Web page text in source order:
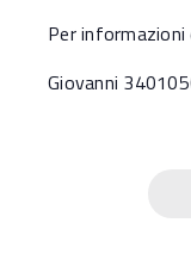
Per informazioni
Giovanni